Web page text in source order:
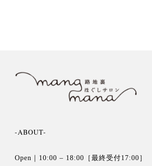
-ABOUT-
Open｜10:00 – 18:00［最終受付17:00］